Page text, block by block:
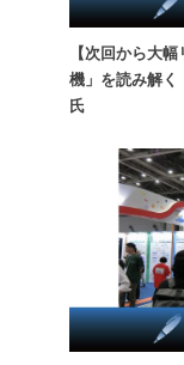
【次回から大
機」を読み解
氏